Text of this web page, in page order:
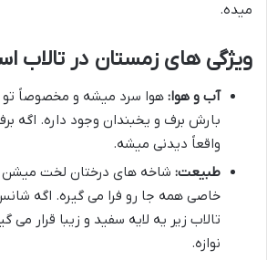
میده.
ویژگی های زمستان در تالاب
آب و هوا: هوا سرد میشه و مخصوصاً تو
بارش برف و یخبندان وجود داره. اگه
واقعاً دیدنی میشه.
طبیعت: شاخه های درختان لخت
خاصی همه جا رو فرا می گیره. اگه
تالاب زیر یه لایه سفید و زیبا قرار می
نوازه.